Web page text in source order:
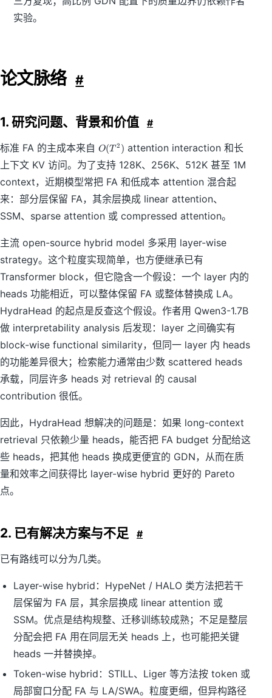
实验。
论文脉络 #
1. 研究问题、背景和价值 #
标准 FA 的主成本来自 O
T
^
2
)
O(T 2 ) attention interaction 和长
上下文 KV 访问。为了支持 128K、256K、512K 甚至 1M
context，近期模型常把 FA 和低成本 attention 混合起
来：部分层保留 FA，其余层换成 linear attention、
SSM、sparse attention 或 compressed attention。
主流 open-source hybrid model 多采用 layer-wise
strategy。这个粒度实现简单，也方便继承已有
Transformer block，但它隐含一个假设：一个 layer 内的
heads 功能相近，可以整体保留 FA 或整体替换成 LA。
HydraHead 的起点是反查这个假设。作者用 Qwen3-1.7B
做 interpretability analysis 后发现：layer 之间确实有
block-wise functional similarity，但同一 layer 内 heads
的功能差异很大；检索能力通常由少数 scattered heads
承载，同层许多 heads 对 retrieval 的 causal
contribution 很低。
因此，HydraHead 想解决的问题是：如果 long-context
retrieval 只依赖少量 heads，能否把 FA budget 分配给这
些 heads，把其他 heads 换成更便宜的 GDN，从而在质
量和效率之间获得比 layer-wise hybrid 更好的 Pareto
点。
2. 已有解决方案与不足 #
已有路线可以分为几类。
Layer-wise hybrid：HypeNet / HALO 类方法把若干
层保留为 FA 层，其余层换成 linear attention 或
SSM。优点是结构规整、迁移训练较成熟；不足是整层
分配会把 FA 用在同层无关 heads 上，也可能把关键
heads 一并替换掉。
Token-wise hybrid：STILL、Liger 等方法按 token 或
局部窗口分配 FA 与 LA/SWA。粒度更细，但异构路径